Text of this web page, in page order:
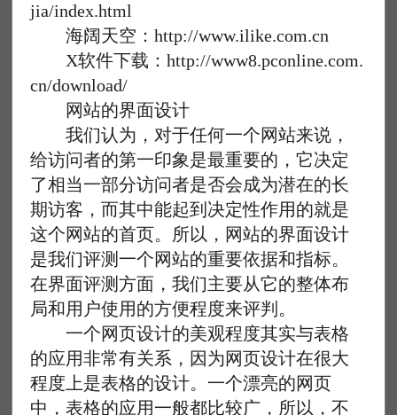
jia/index.html
海阔天空：http://www.ilike.com.cn
X软件下载：http://www8.pconline.com.
cn/download/
网站的界面设计
我们认为，对于任何一个网站来说，
给访问者的第一印象是最重要的，它决定
了相当一部分访问者是否会成为潜在的长
期访客，而其中能起到决定性作用的就是
这个网站的首页。所以，网站的界面设计
是我们评测一个网站的重要依据和指标。
在界面评测方面，我们主要从它的整体布
局和用户使用的方便程度来评判。
一个网页设计的美观程度其实与表格
的应用非常有关系，因为网页设计在很大
程度上是表格的设计。一个漂亮的网页
中，表格的应用一般都比较广，所以，不